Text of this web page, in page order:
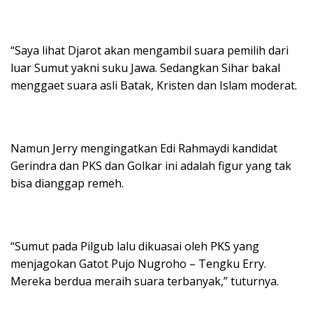
“Saya lihat Djarot akan mengambil suara pemilih dari
luar Sumut yakni suku Jawa. Sedangkan Sihar bakal
menggaet suara asli Batak, Kristen dan Islam moderat.
Namun Jerry mengingatkan Edi Rahmaydi kandidat
Gerindra dan PKS dan Golkar ini adalah figur yang tak
bisa dianggap remeh.
“Sumut pada Pilgub lalu dikuasai oleh PKS yang
menjagokan Gatot Pujo Nugroho – Tengku Erry.
Mereka berdua meraih suara terbanyak,” tuturnya.